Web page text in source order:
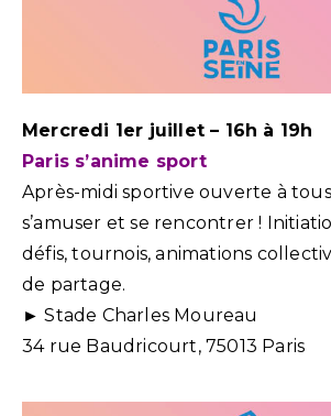
Mercredi 1er juillet – 16h à 19h
Paris s’anime sport
Après-midi sportive ouverte à
s’amuser et se rencontrer !
défis, tournois, animations
de partage.
► Stade Charles Moureau
34 rue Baudricourt, 75013 Paris